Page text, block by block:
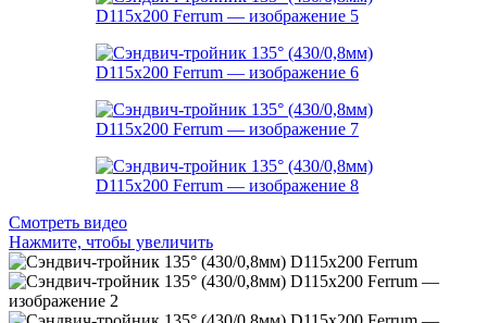
Смотреть видео
Нажмите, чтобы увеличить